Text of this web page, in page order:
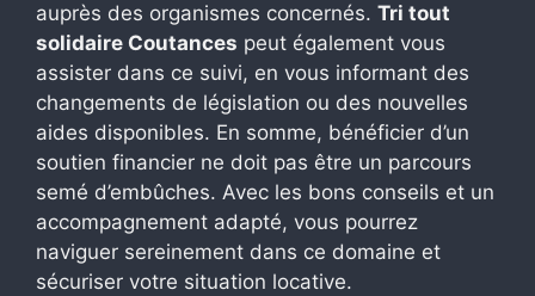
auprès des organismes concernés. Tri tout
solidaire Coutances peut également vous
assister dans ce suivi, en vous informant des
changements de législation ou des nouvelles
aides disponibles. En somme, bénéficier d’un
soutien financier ne doit pas être un parcours
semé d’embûches. Avec les bons conseils et un
accompagnement adapté, vous pourrez
naviguer sereinement dans ce domaine et
sécuriser votre situation locative.